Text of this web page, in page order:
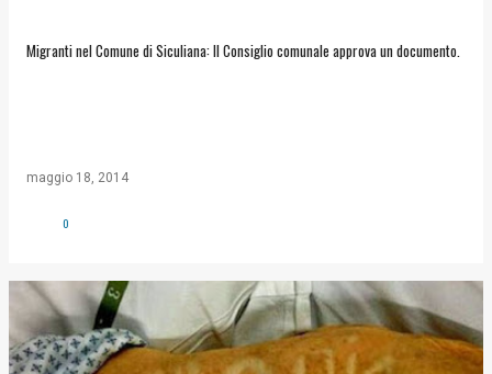
Migranti nel Comune di Siculiana: Il Consiglio comunale approva un documento.
maggio 18, 2014
0